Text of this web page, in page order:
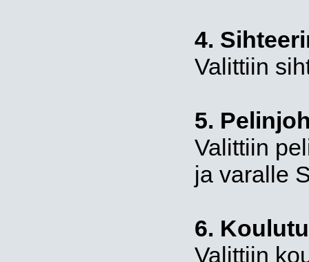
4.
Valittiin
5.
Valittiin
ja varalle
6.
Valittiin